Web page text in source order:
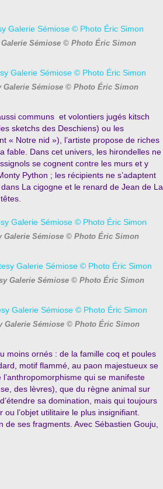
Sémiose © Photo Éric Simon
Galerie Sémiose © Photo Éric Simon
communs et volontiers jugés kitsch
sketchs des Deschiens) ou les
« Notre nid »), l’artiste propose de riches
fable. Dans cet univers, les hirondelles ne
se cognent contre les murs et y
Python ; les récipients ne s’adaptent
La cigogne et le renard de Jean de La
Galerie Sémiose © Photo Éric Simon
Galerie Sémiose © Photo Éric Simon
Galerie Sémiose © Photo Éric Simon
moins ornés : de la famille coq et poules
motif flammé, au paon majestueux se
qui se manifeste
des lèvres), que du règne animal sur
sa domination, mais qui toujours
l’objet utilitaire le plus insignifiant.
de ses fragments. Avec Sébastien Gouju,